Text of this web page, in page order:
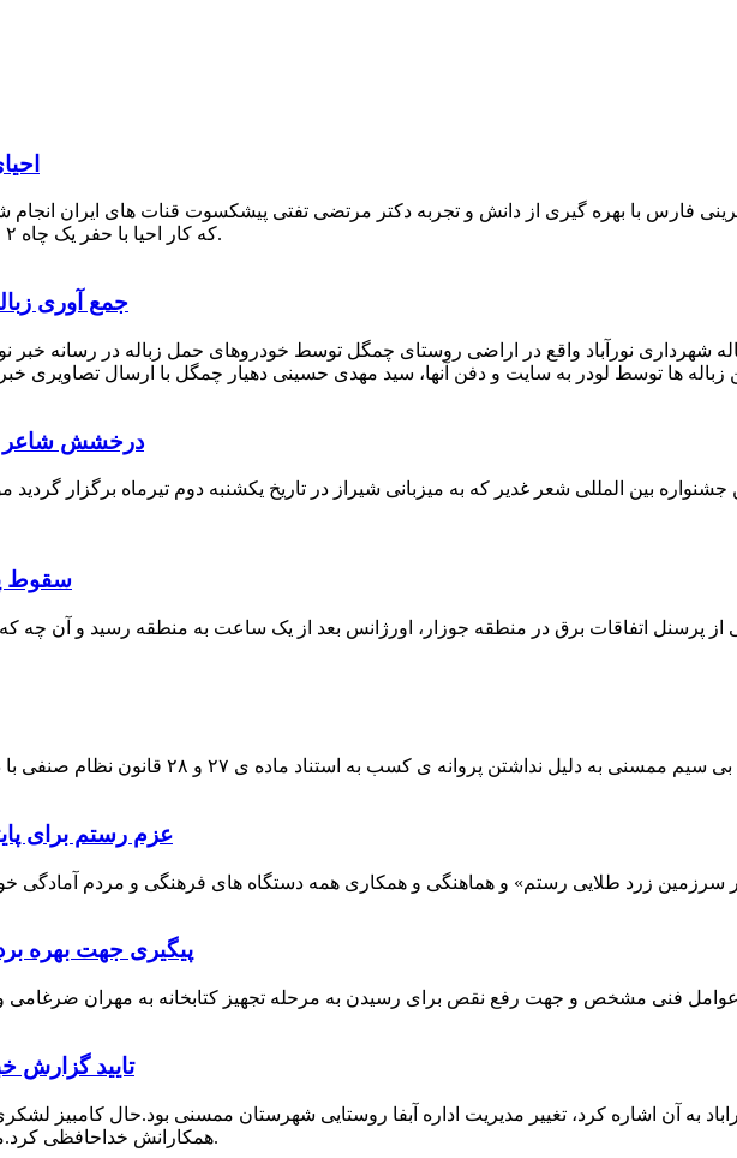
که کار احیا با حفر یک چاه ۲ متری و یک راهرو افقی ۲ متری صورت گرفت.
جمع آوری
شهرداری نورآباد واقع در اراضی روستای چمگل توسط خودروهای حمل زباله در رسانه خبر
درخشش شاعر
بین المللی شعر غدیر که به میزبانی شیراز در تاریخ یکشنبه دوم تیرماه برگزار
سقوط
پرسنل اتفاقات برق در منطقه جوزار، اورژانس بعد از یک ساعت به منطقه رسید و آن چه
عزم رستم برای
پیگیری جهت بهره
تایید گزارش
۹۸ که چندی پیش نیز خبر نوراباد به آن اشاره کرد، تغییر مدیریت اداره آبفا روستایی شهرستان ممسنی بود.حال
همکارانش خداحافظی کرد.مراسم تودیع و معارفه وی امروز برگزار گردید.